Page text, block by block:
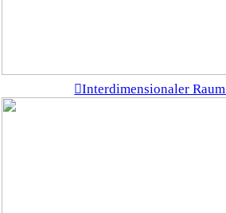
︎Interdimensionaler Raum